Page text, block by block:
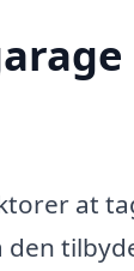
at
den